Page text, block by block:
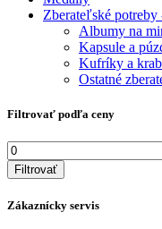
Zberateľské
Albumy na
Kapsule a
Kufríky a
Ostatné
Filtrovať podľa ceny
Minimálna
cena
Filtrovať
Zákaznícky servis